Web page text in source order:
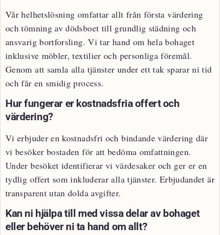
Vår helhetslösning omfattar allt från första värdering
och tömning av dödsboet till grundlig städning och
ansvarig bortforsling. Vi tar hand om hela bohaget
inklusive möbler, textilier och personliga föremål.
Genom att samla alla tjänster under ett tak sparar ni tid
och får en smidig process.
Hur fungerar er kostnadsfria offert och
värdering?
Vi erbjuder en kostnadsfri och bindande värdering där
vi besöker bostaden för att bedöma omfattningen.
Under besöket identifierar vi värdesaker och ger er en
tydlig offert som inkluderar alla tjänster. Erbjudandet är
transparent utan dolda avgifter.
Kan ni hjälpa till med vissa delar av bohaget
eller behöver ni ta hand om allt?